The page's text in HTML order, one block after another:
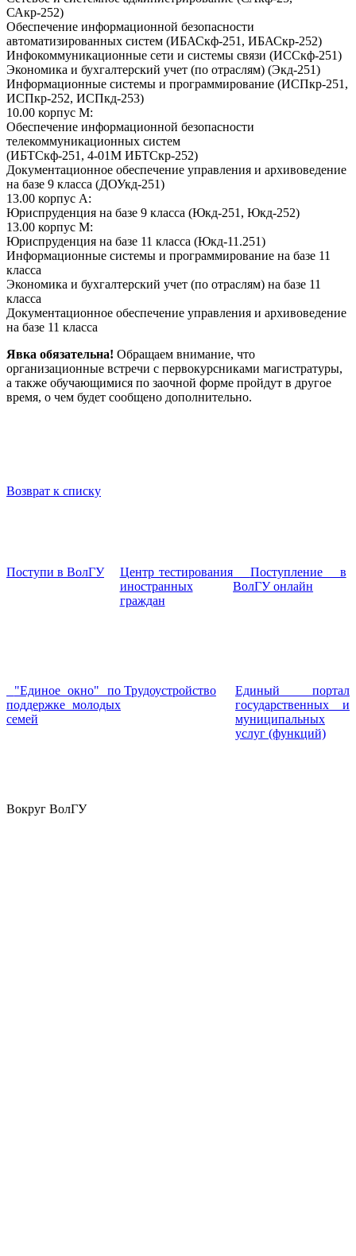
САкр-252)
Обеспечение информационной безопасности
автоматизированных систем (ИБАСкф-251, ИБАСкр-252)
Инфокоммуникационные сети и системы связи (ИССкф-251)
Экономика и бухгалтерский учет (по отраслям) (Экд-251)
Информационные системы и программирование (ИСПкр-251,
ИСПкр-252, ИСПкд-253)
10.00 корпус М:
Обеспечение информационной безопасности
телекоммуникационных систем
(ИБТСкф-251, 4-01М ИБТСкр-252)
Документационное обеспечение управления и архивоведение
на базе 9 класса (ДОУкд-251)
13.00 корпус А:
Юриспруденция на базе 9 класса (Юкд-251, Юкд-252)
13.00 корпус М:
Юриспруденция на базе 11 класса (Юкд-11.251)
Информационные системы и программирование на базе 11
класса
Экономика и бухгалтерский учет (по отраслям) на базе 11
класса
Документационное обеспечение управления и архивоведение
на базе 11 класса
Явка обязательна! Обращаем внимание, что
организационные встречи с первокурсниками магистратуры,
а также обучающимися по заочной форме пройдут в другое
время, о чем будет сообщено дополнительно.
Возврат к списку
Поступи в ВолГУ
Центр тестирования
иностранных
граждан
Поступление в
ВолГУ онлайн
"Единое окно" по
поддержке молодых
семей
Трудоустройство
Единый портал
государственных и
муниципальных
услуг (функций)
Вокруг ВолГУ